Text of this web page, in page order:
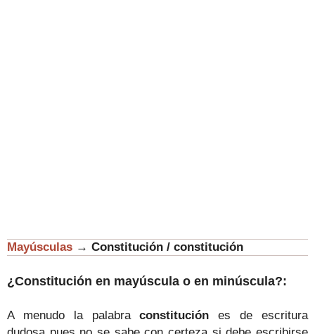
Mayúsculas → Constitución / constitución
¿Constitución en mayúscula o en minúscula?:
A menudo la palabraconstituciónes de escritura